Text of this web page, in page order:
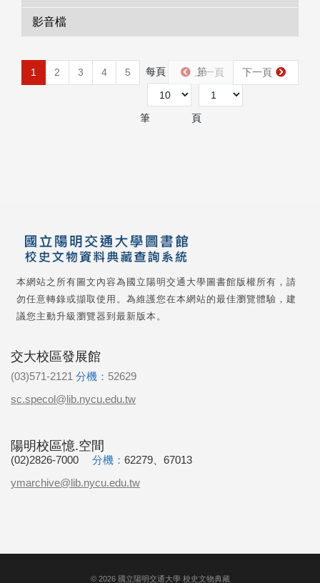
影音檔
1 2 3 4 5 每頁
筆
第
頁
上一頁 下一頁
本網站之所有圖文內容為國立陽明交通大學圖書館版權所有，請
勿任意轉錄或擷取使用。為維護您在本網站的最佳瀏覽體驗，建
議您主動升級瀏覽器到最新版本。
交大校區發展館
(03)571-2121 分機： 52629
sc.specol@lib.nycu.edu.tw
陽明校區憶.空間
(02)2826-7000 分機： 62279、67013
ymarchive@lib.nycu.edu.tw
© 2026國立陽明交通大學 校史文物典藏